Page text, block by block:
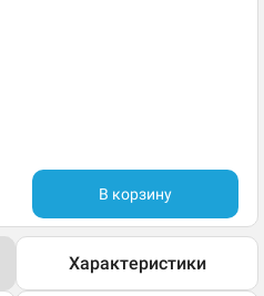
В корзину
Характеристики